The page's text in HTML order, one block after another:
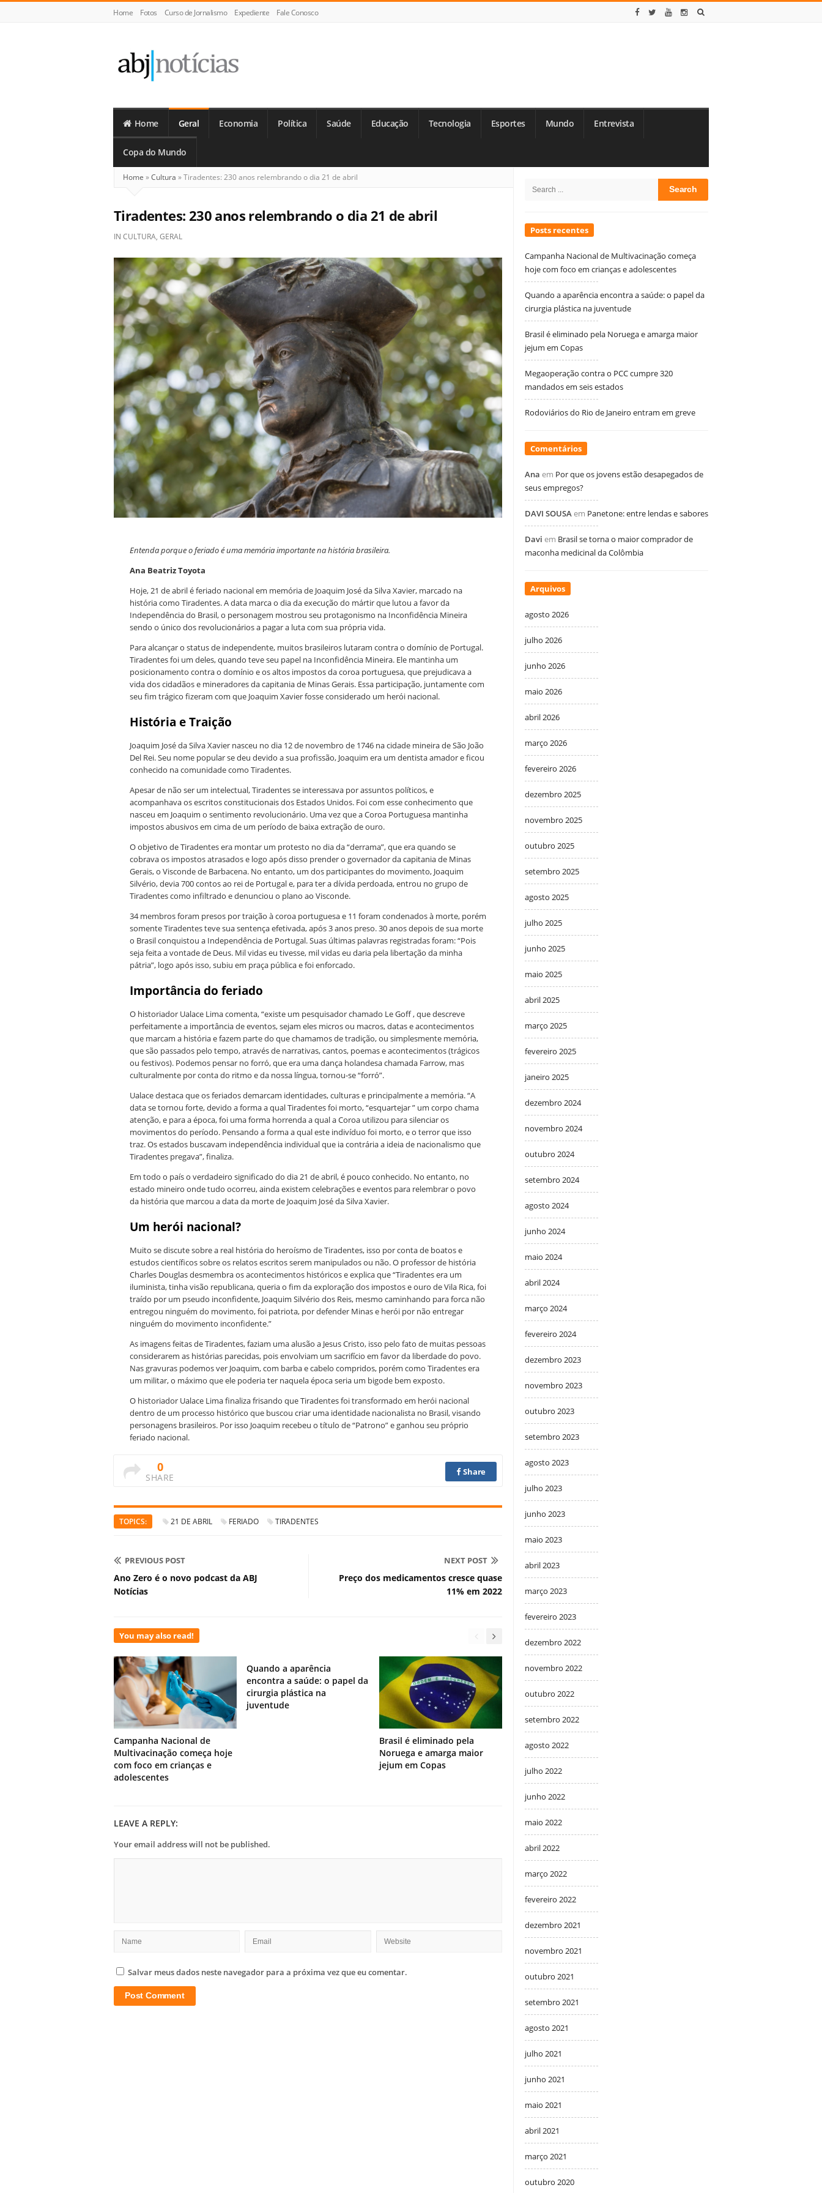
Home Fotos Curso de Jornalismo Expediente Fale Conosco
Notícias
Home Geral Economia Política Saúde Educação Tecnologia Esportes Mundo Entrevista
Copa do Mundo
Home »Cultura »Tiradentes: 230 anos relembrando o dia 21 de abril
Tiradentes: 230 anos relembrando o dia 21 de abril
IN CULTURA, GERAL
Entenda porque o feriado é uma memória importante na história brasileira.
Ana Beatriz Toyota
Hoje, 21 de abril é feriado nacional em memória de Joaquim José da Silva Xavier, marcado na
história como Tiradentes. A data marca o dia da execução do mártir que lutou a favor da
Independência do Brasil, o personagem mostrou seu protagonismo na Inconfidência Mineira
sendo o único dos revolucionários a pagar a luta com sua própria vida.
Para alcançar o status de independente, muitos brasileiros lutaram contra o domínio de Portugal.
Tiradentes foi um deles, quando teve seu papel na Inconfidência Mineira. Ele mantinha um
posicionamento contra o domínio e os altos impostos da coroa portuguesa, que prejudicava a
vida dos cidadãos e mineradores da capitania de Minas Gerais. Essa participação, juntamente com
seu fim trágico fizeram com que Joaquim Xavier fosse considerado um herói nacional.
História e Traição
Joaquim José da Silva Xavier nasceu no dia 12 de novembro de 1746 na cidade mineira de São João
Del Rei. Seu nome popular se deu devido a sua profissão, Joaquim era um dentista amador e ficou
conhecido na comunidade como Tiradentes.
Apesar de não ser um intelectual, Tiradentes se interessava por assuntos políticos, e
acompanhava os escritos constitucionais dos Estados Unidos. Foi com esse conhecimento que
nasceu em Joaquim o sentimento revolucionário. Uma vez que a Coroa Portuguesa mantinha
impostos abusivos em cima de um período de baixa extração de ouro.
O objetivo de Tiradentes era montar um protesto no dia da “derrama”, que era quando se
cobrava os impostos atrasados e logo após disso prender o governador da capitania de Minas
Gerais, o Visconde de Barbacena. No entanto, um dos participantes do movimento, Joaquim
Silvério, devia 700 contos ao rei de Portugal e, para ter a dívida perdoada, entrou no grupo de
Tiradentes como infiltrado e denunciou o plano ao Visconde.
34 membros foram presos por traição à coroa portuguesa e 11 foram condenados à morte, porém
somente Tiradentes teve sua sentença efetivada, após 3 anos preso. 30 anos depois de sua morte
o Brasil conquistou a Independência de Portugal.Suas últimas palavras registradas foram: “Pois
seja feita a vontade de Deus. Mil vidas eu tivesse, mil vidas eu daria pela libertação da minha
pátria”, logo após isso, subiu em praça pública e foi enforcado.
Importância do feriado
O historiador Ualace Lima comenta, “existe um pesquisador chamado Le Goff , que descreve
perfeitamente a importância de eventos, sejam eles micros ou macros, datas e acontecimentos
que marcam a história e fazem parte do que chamamos de tradição, ou simplesmente memória,
que são passados pelo tempo, através de narrativas, cantos, poemas e acontecimentos (trágicos
ou festivos). Podemos pensar no forró, que era uma dança holandesa chamada Farrow, mas
culturalmente por conta do ritmo e da nossa língua, tornou-se “forró”.
Ualace destaca que os feriados demarcam identidades, culturas e principalmente a memória. “A
data se tornou forte, devido a forma a qual Tiradentes foi morto, “esquartejar ” um corpo chama
atenção, e para a época, foi uma forma horrenda a qual a Coroa utilizou para silenciar os
movimentos do período. Pensando a forma a qual este indivíduo foi morto, e o terror que isso
traz. Os estados buscavam independência individual que ia contrária a ideia de nacionalismo que
Tiradentes pregava”, finaliza.
Em todo o país o verdadeiro significado do dia 21 de abril, é pouco conhecido. No entanto, no
estado mineiro onde tudo ocorreu, ainda existem celebrações e eventos para relembrar o povo
da história que marcou a data da morte de Joaquim José da Silva Xavier.
Um herói nacional?
Muito se discute sobre a real história do heroísmo de Tiradentes, isso por conta de boatos e
estudos científicos sobre os relatos escritos serem manipulados ou não. O professor de história
Charles Douglas desmembra os acontecimentos históricos e explica que “Tiradentes era um
iluminista, tinha visão republicana, queria o fim da exploração dos impostos e ouro de Vila Rica, foi
traído por um pseudo inconfidente, Joaquim Silvério dos Reis, mesmo caminhando para forca não
entregou ninguém do movimento, foi patriota, por defender Minas e herói por não entregar
ninguém do movimento inconfidente.”
As imagens feitas de Tiradentes, faziam uma alusão a Jesus Cristo, isso pelo fato de muitas pessoas
considerarem as histórias parecidas, pois envolviam um sacrifício em favor da liberdade do povo.
Nas gravuras podemos ver Joaquim, com barba e cabelo compridos, porém como Tiradentes era
um militar, o máximo que ele poderia ter naquela época seria um bigode bem exposto.
O historiador Ualace Lima finaliza frisando que Tiradentes foi transformado em herói nacional
dentro de um processo histórico que buscou criar uma identidade nacionalista no Brasil, visando
personagens brasileiros. Por isso Joaquim recebeu o título de “Patrono” e ganhou seu próprio
feriado nacional.
0
SHARE
Share
TOPICS: 21 DE ABRIL FERIADO TIRADENTES
PREVIOUS POST
Ano Zero é o novo podcast da ABJ
Notícias
NEXT POST
Preço dos medicamentos cresce quase
11% em 2022
You may also read!
Campanha Nacional de
Multivacinação começa hoje
com foco em crianças e
adolescentes
Quando a aparência
encontra a saúde: o papel da
cirurgia plástica na
juventude
Brasil é eliminado pela
Noruega e amarga maior
jejum em Copas
LEAVE A REPLY:
Your email address will not be published.
Salvar meus dados neste navegador para a próxima vez que eu comentar.
Sidebar
Search
Posts recentes
Campanha Nacional de Multivacinação começa
hoje com foco em crianças e adolescentes
Quando a aparência encontra a saúde: o papel da
cirurgia plástica na juventude
Brasil é eliminado pela Noruega e amarga maior
jejum em Copas
Megaoperação contra o PCC cumpre 320
mandados em seis estados
Rodoviários do Rio de Janeiro entram em greve
Comentários
Ana em Por que os jovens estão desapegados de
seus empregos?
DAVI SOUSAem Panetone: entre lendas e sabores
Davi em Brasil se torna o maior comprador de
maconha medicinal da Colômbia
Arquivos
agosto 2026
julho 2026
junho 2026
maio 2026
abril 2026
março 2026
fevereiro 2026
dezembro 2025
novembro 2025
outubro 2025
setembro 2025
agosto 2025
julho 2025
junho 2025
maio 2025
abril 2025
março 2025
fevereiro 2025
janeiro 2025
dezembro 2024
novembro 2024
outubro 2024
setembro 2024
agosto 2024
junho 2024
maio 2024
abril 2024
março 2024
fevereiro 2024
dezembro 2023
novembro 2023
outubro 2023
setembro 2023
agosto 2023
julho 2023
junho 2023
maio 2023
abril 2023
março 2023
fevereiro 2023
dezembro 2022
novembro 2022
outubro 2022
setembro 2022
agosto 2022
julho 2022
junho 2022
maio 2022
abril 2022
março 2022
fevereiro 2022
dezembro 2021
novembro 2021
outubro 2021
setembro 2021
agosto 2021
julho 2021
junho 2021
maio 2021
abril 2021
março 2021
outubro 2020